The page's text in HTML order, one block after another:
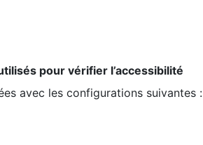
pour vérifier l’accessibilité
avec les configurations suivantes :